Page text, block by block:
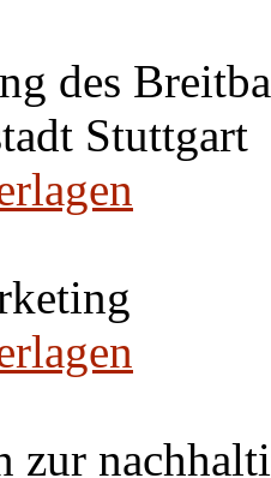
des
Stuttgart
zur